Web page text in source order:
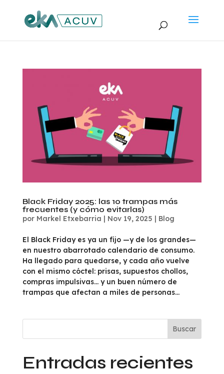
Black Friday 2025: las 10 trampas más
frecuentes (y cómo evitarlas)
por Markel Etxebarria | Nov 19, 2025 | Blog
El Black Friday es ya un fijo —y de los grandes—
en nuestro abarrotado calendario de consumo.
Ha llegado para quedarse, y cada año vuelve
con el mismo cóctel: prisas, supuestos chollos,
compras impulsivas… y un buen número de
trampas que afectan a miles de personas...
Buscar
Entradas recientes